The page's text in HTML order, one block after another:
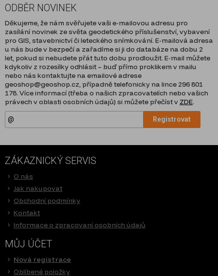
ODBĚR NOVINEK
Děkujeme, že nám svěřujete vaši e-mailovou adresu pro
zasílání novinek ze světa geodetického příslušenství, vybavení
pro GIS, stavebnictví či leteckého snímkování. E-mailová adresa
u nás bude v bezpečí a zařadíme si ji do databáze na dobu 2
let, pokud si nebudete přát tuto dobu prodloužit. E-mail můžete
kdykoliv z rozesílky odhlásit – buď přímo proklikem v mailu
nebo nás kontaktujte na emailové adrese
geoshop@geoshop.cz, případně telefonicky na lince 296 801
178. Více informací (třeba o našich zpracovatelích nebo vašich
právech v oblasti osobních údajů) si můžete přečíst v ZDE.
Registrovat
ZÁKAZNICKÝ SERVIS
O nás
Jak nakupovat
Obchodní podmínky
Kontakt
Informace o zpracovaní osobních údajů
MŮJ ÚČET
Nová registrace
Oblíbené položky